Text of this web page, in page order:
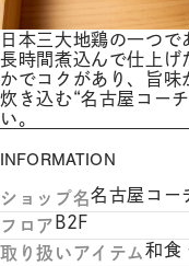
日本三大地鶏の一つ
長時間煮込んで仕上げ
かでコクがあり、旨
炊き込む“名古屋コー
い。
INFORMATION
ショップ名名古屋コー
フロア B2F
取り扱いアイテム和食